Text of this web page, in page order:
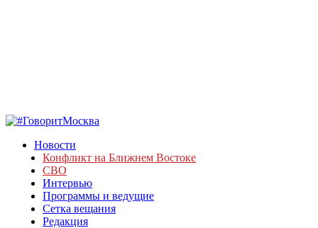
Новости
Конфликт на Ближнем Востоке
СВО
Интервью
Программы и ведущие
Сетка вещания
Редакция